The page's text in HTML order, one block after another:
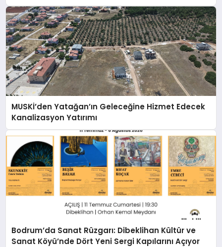
MUSKİ’den Yatağan’ın Geleceğine Hizmet Edecek
Kanalizasyon Yatırımı
Bodrum’da Sanat Rüzgarı: Dibeklihan Kültür ve
Sanat Köyü’nde Dört Yeni Sergi Kapılarını Açıyor